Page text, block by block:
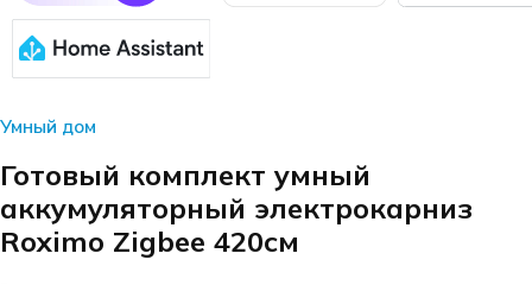
Умный дом
Готовый комплект умный
аккумуляторный электрокарниз
Roximo Zigbee 420см